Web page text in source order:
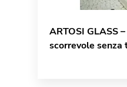
ARTOSI GLASS
scorrevole senza